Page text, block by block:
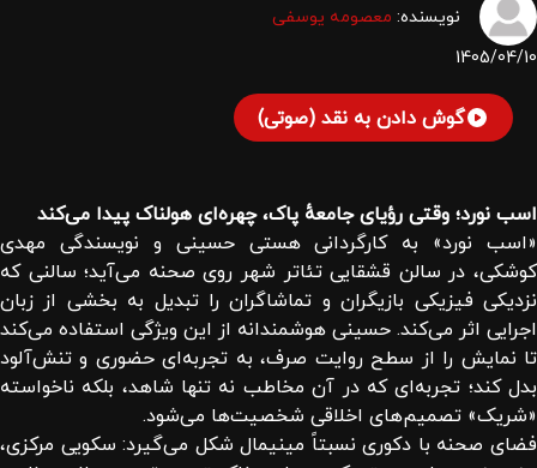
نویسنده: معصومه یوسفی
1405/04/10
گوش دادن به نقد (صوتی)
اسب نورد؛ وقتی رؤیای جامعهٔ پاک، چهره‌ای هولناک پیدا می‌کند
«اسب نورد» به کارگردانی هستی حسینی و نویسندگی مهدی
کوشکی، در سالن قشقایی تئاتر شهر روی صحنه می‌آید؛ سالنی که
نزدیکی فیزیکی بازیگران و تماشاگران را تبدیل به بخشی از زبان
اجرایی اثر می‌کند. حسینی هوشمندانه از این ویژگی استفاده می‌کند
تا نمایش را از سطح روایت صرف، به تجربه‌ای حضوری و تنش‌آلود
بدل کند؛ تجربه‌ای که در آن مخاطب نه تنها شاهد، بلکه ناخواسته
«شریک» تصمیم‌های اخلاقی شخصیت‌ها می‌شود.
فضای صحنه با دکوری نسبتاً مینیمال شکل می‌گیرد: سکویی مرکزی،